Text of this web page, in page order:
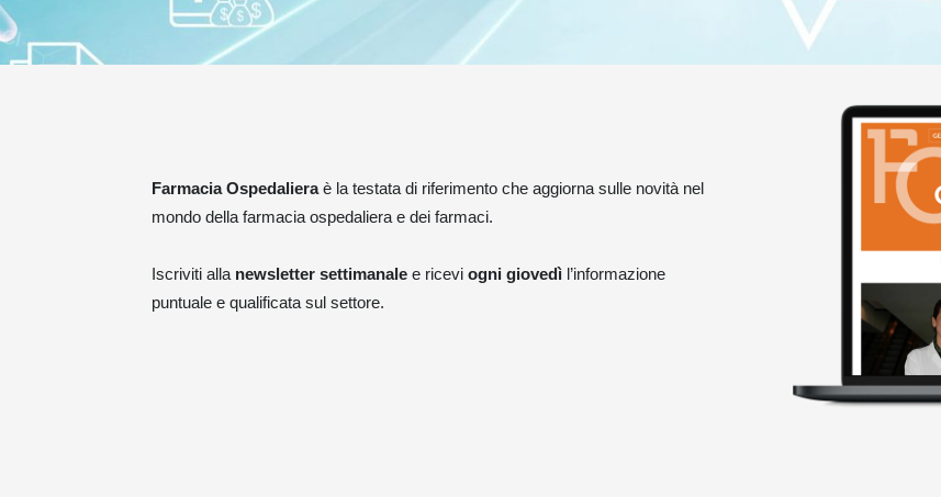
Farmacia Ospedalieraè la testata di riferimento che aggiorna sulle novità nel
mondo della farmacia ospedaliera e dei farmaci.
Iscriviti alla newsletter settimanale e ricevi ogni giovedì l’informazione
puntuale e qualificata sul settore.